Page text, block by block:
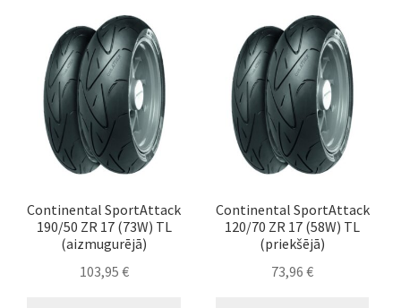
Continental SportAttack
190/50 ZR 17 (73W) TL
(aizmugurējā)
103,95 €
Continental SportAttack
120/70 ZR 17 (58W) TL
(priekšējā)
73,96€